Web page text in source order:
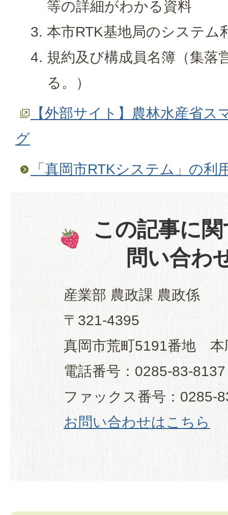
等の詳細がわかる資料
本市RTK基地局のシステム
規約及び構成員名簿（集落
る。）
【外部サイト】農林水産省ス
グ
「真岡市RTKシステム」の利
この記事に
問い合わ
産業部 農政課 農政係
〒321-4395
真岡市荒町5191番地 本
電話番号：0285-83-8137
ファックス番号：0285-
お問い合わせはこちら